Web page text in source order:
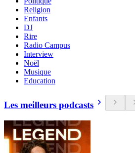
Religion
Enfants
DJ
Rire
Radio Campus
Interview
Noël
Musique
Education
Les meilleurs podcasts